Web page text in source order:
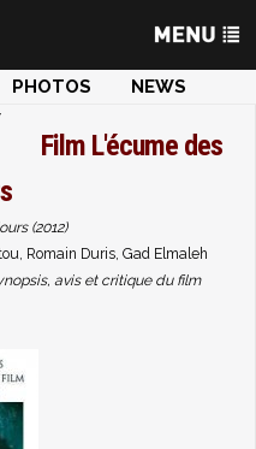
PHOTOS
NEWS
Film L'écume des
(2012)
Romain Duris, Gad Elmaleh
avis et critique du film